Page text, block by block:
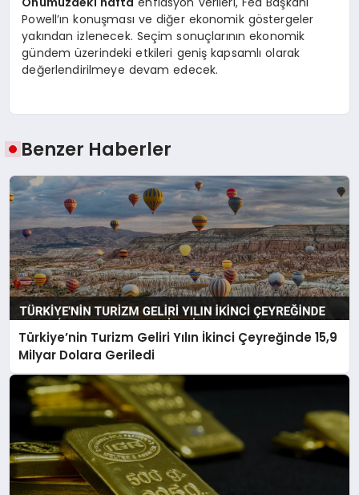
Powell’ın konuşması ve diğer ekonomik göstergeler
yakından izlenecek. Seçim sonuçlarının ekonomik
gündem üzerindeki etkileri geniş kapsamlı olarak
değerlendirilmeye devam edecek.
Benzer Haberler
Türkiye’nin Turizm Geliri Yılın İkinci Çeyreğinde 15,9
Milyar Dolara Geriledi